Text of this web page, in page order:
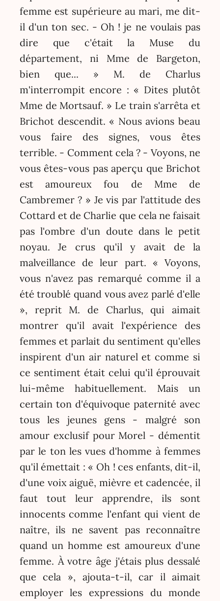
femme est supérieure au mari, me dit-
il d'un ton sec. - Oh ! je ne voulais pas
dire que c'était la Muse du
département, ni Mme de Bargeton,
bien que... » M. de Charlus
m'interrompit encore : « Dites plutôt
Mme de Mortsauf. » Le train s'arrêta et
Brichot descendit. « Nous avions beau
vous faire des signes, vous êtes
terrible. - Comment cela ? - Voyons, ne
vous êtes-vous pas aperçu que Brichot
est amoureux fou de Mme de
Cambremer ? » Je vis par l'attitude des
Cottard et de Charlie que cela ne faisait
pas l'ombre d'un doute dans le petit
noyau. Je crus qu'il y avait de la
malveillance de leur part. « Voyons,
vous n'avez pas remarqué comme il a
été troublé quand vous avez parlé d'elle
», reprit M. de Charlus, qui aimait
montrer qu'il avait l'expérience des
femmes et parlait du sentiment qu'elles
inspirent d'un air naturel et comme si
ce sentiment était celui qu'il éprouvait
lui-même habituellement. Mais un
certain ton d'équivoque paternité avec
tous les jeunes gens - malgré son
amour exclusif pour Morel - démentit
par le ton les vues d'homme à femmes
qu'il émettait : « Oh ! ces enfants, dit-il,
d'une voix aiguë, mièvre et cadencée, il
faut tout leur apprendre, ils sont
innocents comme l'enfant qui vient de
naître, ils ne savent pas reconnaître
quand un homme est amoureux d'une
femme. À votre âge j'étais plus dessalé
que cela », ajouta-t-il, car il aimait
employer les expressions du monde